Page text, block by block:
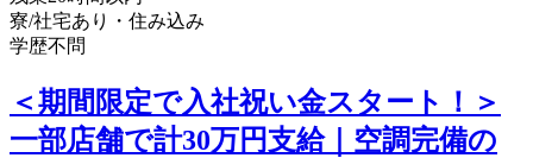
寮/社宅あり・住み込み
学歴不問
＜期間限定で入社祝い金スタート！＞
一部店舗で計30万円支給｜空調完備の